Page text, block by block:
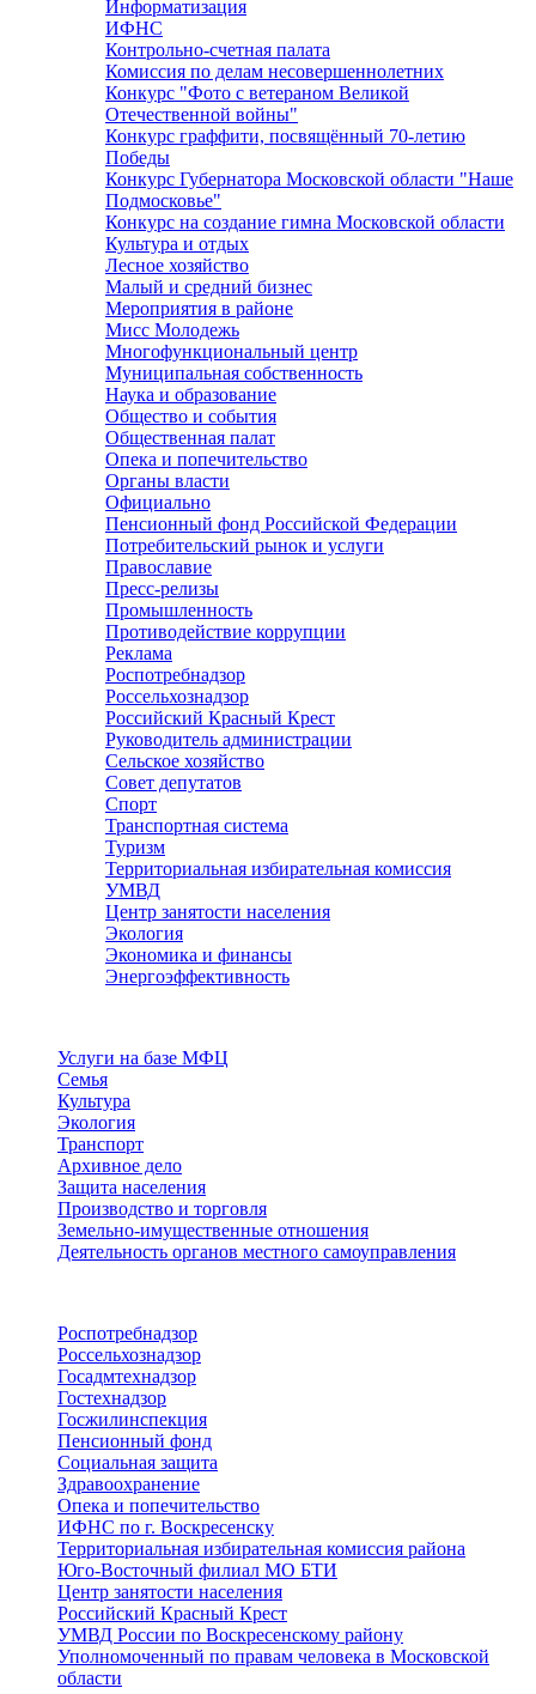
Информатизация
ИФНС
Контрольно-счетная палата
Комиссия по делам несовершеннолетних
Конкурс "Фото с ветераном Великой
Отечественной войны"
Конкурс граффити, посвящённый 70-летию
Победы
Конкурс Губернатора Московской области "Наше
Подмосковье"
Конкурс на создание гимна Московской области
Культура и отдых
Лесное хозяйство
Малый и средний бизнес
Мероприятия в районе
Мисс Молодежь
Многофункциональный центр
Муниципальная собственность
Наука и образование
Общество и события
Общественная палат
Опека и попечительство
Органы власти
Официально
Пенсионный фонд Российской Федерации
Потребительский рынок и услуги
Православие
Пресс-релизы
Промышленность
Противодействие коррупции
Реклама
Роспотребнадзор
Россельхознадзор
Российский Красный Крест
Руководитель администрации
Сельское хозяйство
Совет депутатов
Спорт
Транспортная система
Туризм
Территориальная избирательная комиссия
УМВД
Центр занятости населения
Экология
Экономика и финансы
Энергоэффективность
Услуги на базе МФЦ
Семья
Культура
Экология
Транспорт
Архивное дело
Защита населения
Производство и торговля
Земельно-имущественные отношения
Деятельность органов местного самоуправления
Роспотребнадзор
Россельхознадзор
Госадмтехнадзор
Гостехнадзор
Госжилинспекция
Пенсионный фонд
Социальная защита
Здравоохранение
Опека и попечительство
ИФНС по г. Воскресенску
Территориальная избирательная комиссия района
Юго-Восточный филиал МО БТИ
Центр занятости населения
Российский Красный Крест
УМВД России по Воскресенскому району
Уполномоченный по правам человека в Московской
области